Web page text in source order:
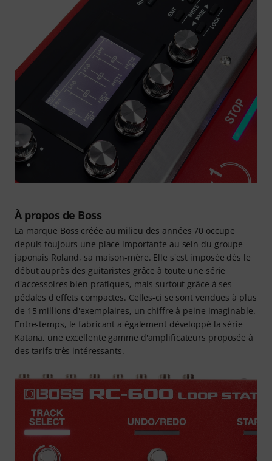
À propos de Boss
La marque Boss créée au milieu des années 70 occupe
depuis toujours une place importante au sein du groupe
japonais Roland, sa maison-mère. Elle s'est imposée dès le
début auprès des guitaristes grâce à toute une série
d'accessoires bien pratiques, mais surtout grâce à ses
pédales d'effets compactes. Celles-ci se sont vendues à plus
de 15 millions d'exemplaires, un chiffre à peine imaginable.
Entre-temps, le fabricant a également développé la série
Katana, une excellente gamme d'amplificateurs proposée à
des tarifs très intéressants.